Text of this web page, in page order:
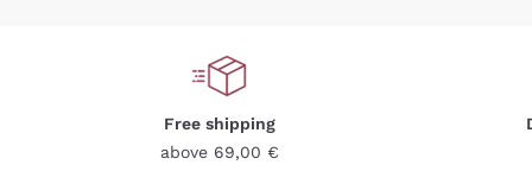
Free shipping
above 69,00 €